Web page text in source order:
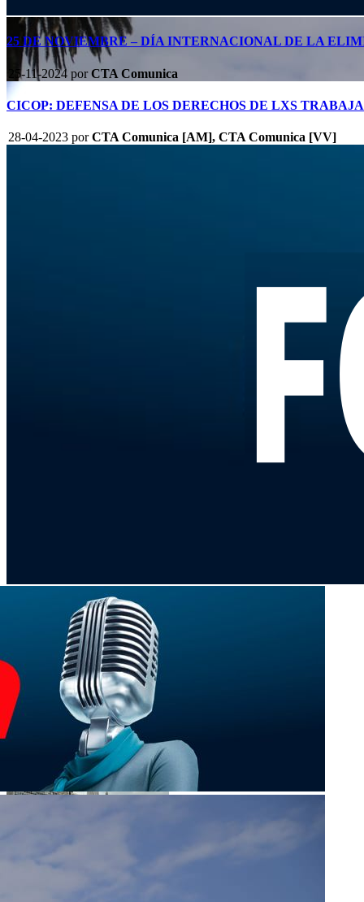
25 DE NOVIEMBRE – DÍA INTERNACIONAL DE LA
25-11-2024porCTA Comunica
CICOP: DEFENSA DE LOS DERECHOS DE LXS
28-04-2023porCTA Comunica [AM], CTA Comunica [VV]